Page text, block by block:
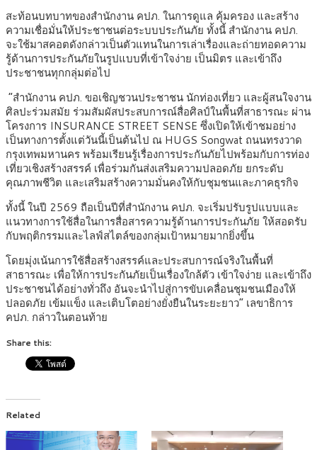
สะท้อนบทบาทของสำนักงาน คปภ. ในการดูแล คุ้มครอง และสร้าง
ความเชื่อมั่นให้ประชาชนต่อระบบประกันภัย ทั้งนี้ สำนักงาน คปภ.
จะใช้มาสคอตดังกล่าวเป็นตัวแทนในการเล่าเรื่องและถ่ายทอดความ
รู้ด้านการประกันภัยในรูปแบบที่เข้าใจง่าย เป็นมิตร และเข้าถึง
ประชาชนทุกกลุ่มต่อไป
“สำนักงาน คปภ. ขอเชิญชวนประชาชน นักท่องเที่ยว และผู้สนใจงาน
ศิลปะร่วมสมัย ร่วมสัมผัสประสบการณ์สื่อศิลป์ในพื้นที่สาธารณะ ผ่าน
โครงการ INSURANCE STREET SENSE ซึ่งเปิดให้เข้าชมอย่าง
เป็นทางการตั้งแต่วันนี้เป็นต้นไป ณ HUGS Songwat ถนนทรงวาด
กรุงเทพมหานคร พร้อมเรียนรู้เรื่องการประกันภัยไปพร้อมกับการท่อง
เที่ยวเชิงสร้างสรรค์ เพื่อร่วมกันส่งเสริมความปลอดภัย ยกระดับ
คุณภาพชีวิต และเสริมสร้างความมั่นคงให้กับชุมชนและภาคธุรกิจ
ทั้งนี้ ในปี 2569 ถือเป็นปีที่สำนักงาน คปภ. จะเริ่มปรับรูปแบบและ
แนวทางการใช้สื่อในการสื่อสารความรู้ด้านการประกันภัย ให้สอดรับ
กับพฤติกรรมและไลฟ์สไตล์ของกลุ่มเป้าหมายมากยิ่งขึ้น
โดยมุ่งเน้นการใช้สื่อสร้างสรรค์และประสบการณ์จริงในพื้นที่
สาธารณะ เพื่อให้การประกันภัยเป็นเรื่องใกล้ตัว เข้าใจง่าย และเข้าถึง
ประชาชนได้อย่างทั่วถึง อันจะนำไปสู่การขับเคลื่อนชุมชนเมืองให้
ปลอดภัย เข้มแข็ง และเติบโตอย่างยั่งยืนในระยะยาว” เลขาธิการ
คปภ. กล่าวในตอนท้าย
Share this:
Related